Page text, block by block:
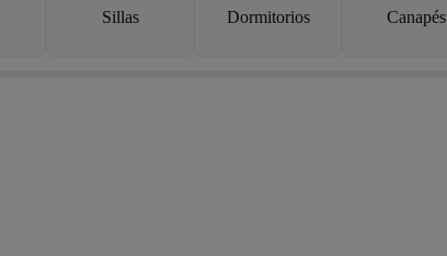
Sillas Dormitorios Canapés